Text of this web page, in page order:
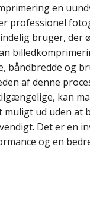
en
professionel
bruger, der
båndbredde og
af denne
kan
muligt ud uden at
Det er en
og en